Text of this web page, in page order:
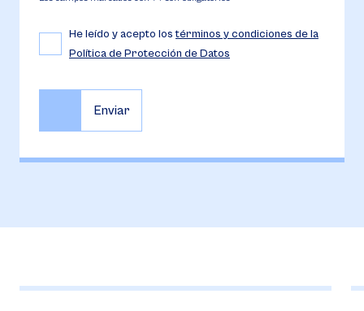
He leído y acepto lostérminos y condiciones de la
Política de Protección de Datos